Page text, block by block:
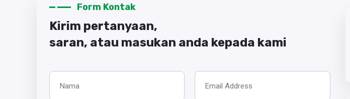
Form Kontak
Kirim pertanyaan,
saran, atau masukan anda kepada kami